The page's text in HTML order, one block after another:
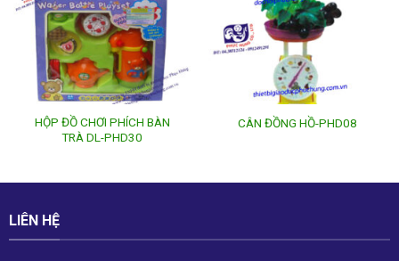
HỘP ĐỒ CHƠI PHÍCH BÀN
TRÀ DL-PHD30
CÂN ĐỒNG HỒ-PHD08
LIÊN HỆ